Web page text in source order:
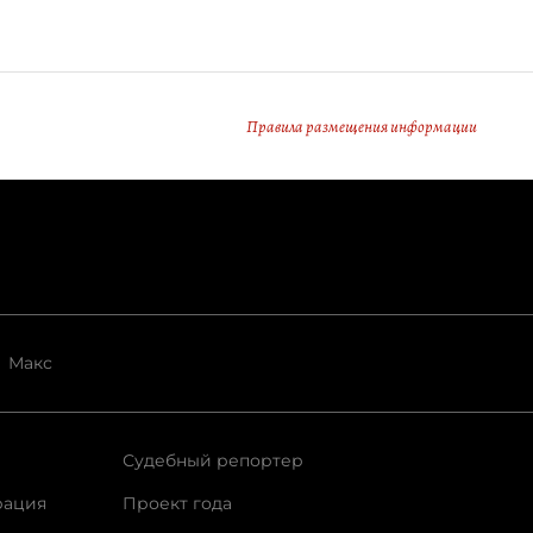
Правила размещения информации
Макс
Судебный репортер
Проект года